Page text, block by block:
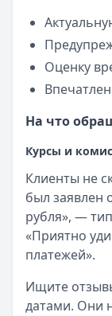
Оценку
На что
Курсы и
Клиенты не
был заявлен
рубля», —
«Приятно
платежей».
Ищите
датами. Они